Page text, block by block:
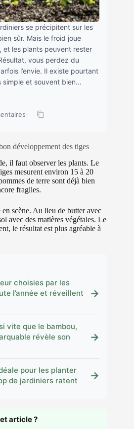
se précipitent sur les
sûr. Mais le froid joue
et les plants peuvent rester
vous perdez du
l’envie. Il existe pourtant
et souvent bien...
·
développement des tiges
il faut observer les plants. Le
mesurent environ 15 à 20
de terre sont déjà bien
fragiles.
scène. Au lieu de butter avec
avec des matières végétales. Le
le résultat est plus agréable à
choisies par les
l’année et réveillent
→
vite que le bambou,
révèle son
→
pour les planter
de jardiniers ratent
→
article ?